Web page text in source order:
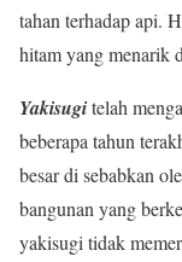
tahan terhadap api.
hitam yang menarik
Yakisugitelah
beberapa tahun
besar di sebabkan
bangunan yang
yakisugi tidak